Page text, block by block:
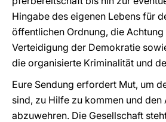
Hingabe des eigenen Lebens für
öffentlichen Ordnung, die Achtung
Verteidigung der Demokratie
die organisierte Kriminalität und
Eure Sendung erfordert Mut, um
sind, zu Hilfe zu kommen und den
abzuwehren. Die Gesellschaft